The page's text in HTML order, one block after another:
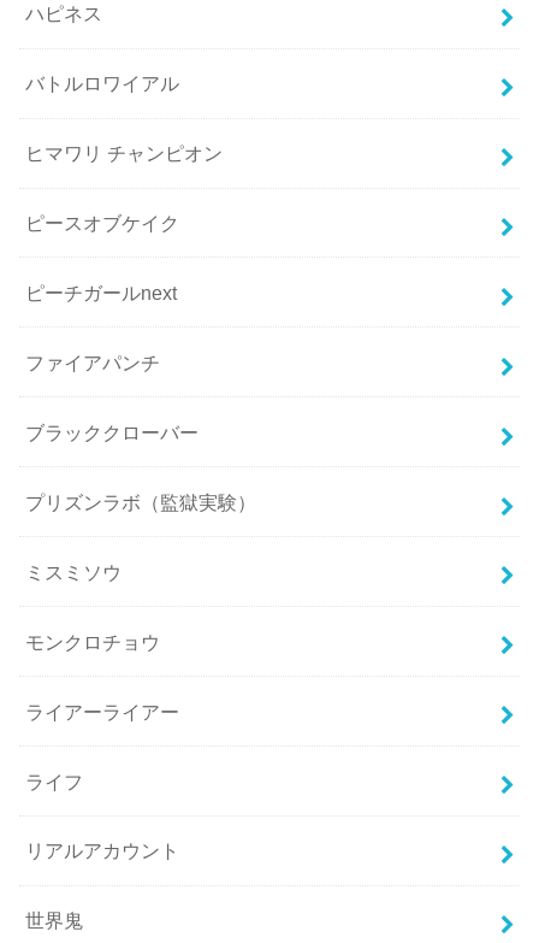
ハピネス
バトルロワイアル
ヒマワリ チャンピオン
ピースオブケイク
ピーチガールnext
ファイアパンチ
ブラッククローバー
プリズンラボ（監獄実験）
ミスミソウ
モンクロチョウ
ライアーライアー
ライフ
リアルアカウント
世界鬼